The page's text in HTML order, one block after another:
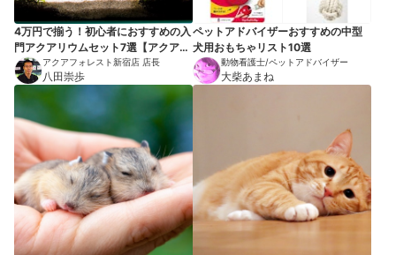
4万円で揃う！初心者におすすめの入
門アクアリウムセット7選【アクアリ
ウム専門店スタッフが厳選】
アクアフォレスト新宿店 店長
八田崇歩
ペットアドバイザーおすすめの中型
犬用おもちゃリスト10選
動物看護士/ペットアドバイザー
大柴あまね